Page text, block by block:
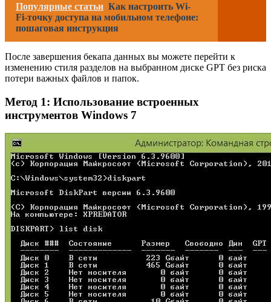
Популярные статьи Как настроить Wi-
Fi-точку доступа на мобильном телефоне:
пошаговая инструкция
После завершения бекапа данных вы можете перейти к
изменению стиля разделов на выбранном диске GPT без риска
потери важных файлов и папок.
Метод 1: Использование встроенных
инструментов Windows 7